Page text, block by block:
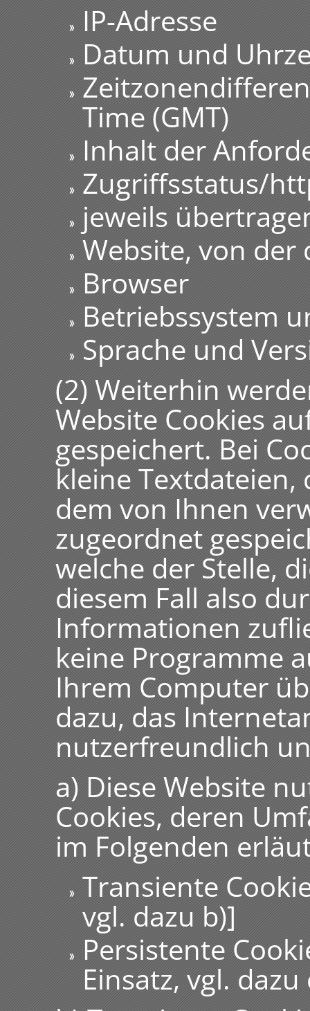
IP-Adresse
Datum und
Time (GMT)
Inhalt der
Zugriffsstatus/
jeweils
Website, von
Browser
Betriebssystem
Sprache und
(2) Weiterhin
Website Cookies
gespeichert. Bei
kleine
dem von Ihnen
zugeordnet
welche der Stelle,
diesem Fall also
Informationen
keine Programme
Ihrem Computer
dazu, das
nutzerfreundlich
a) Diese Website
Cookies, deren
im Folgenden
Transiente
vgl. dazu b)]
Persistente
Einsatz, vgl. dazu